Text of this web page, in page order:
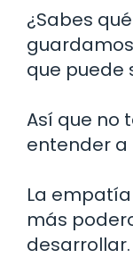
¿Sabes
que puede
Así que no
entender a
La
más
desarrollar.